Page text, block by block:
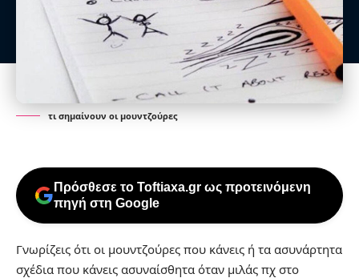
τι σημαίνουν οι μουντζούρες
Πρόσθεσε το Toftiaxa.gr ως προτεινόμενη
πηγή στη Google
Γνωρίζεις ότι οι μουντζούρες που κάνεις ή τα ασυνάρτητα
σχέδια που κάνεις ασυναίσθητα όταν μιλάς πχ στο